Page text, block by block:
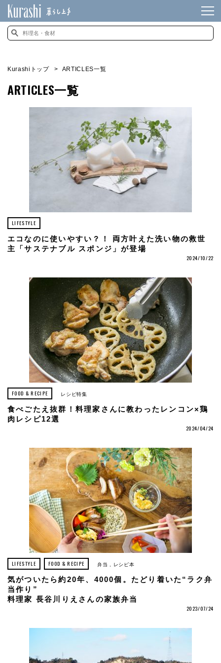
Kurashiトップ ARTICLES一覧
ARTICLES一覧
LIFESTYLE
エコなのに使いやすい？！ 両方叶えた洗い物の救世
主「サステナブル スポンジ」が登場
2024/10/22
FOOD & RECIPE レシピ特集
食べごたえ抜群！料理家さんに教わったレンコン×鶏
肉レシピ12選
2024/04/24
LIFESTYLE FOOD & RECIPE 弁当 レシピ本
気がついたら約20年、4000個。たどり着いた“ラク弁
当作り”
料理家 長谷川りえさんの家族弁当
2023/07/24